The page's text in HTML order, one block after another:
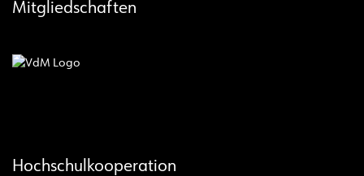
Mitgliedschaften
Hochschulkooperation